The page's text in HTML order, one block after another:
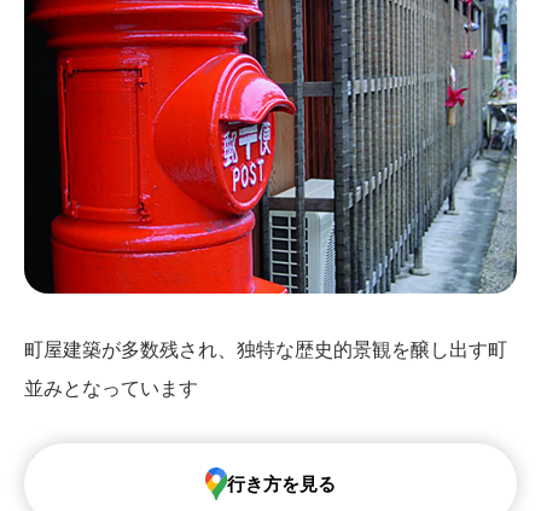
町屋建築が多数残され、独特な歴史的景観を醸し出す町
並みとなっています
行き方を見る